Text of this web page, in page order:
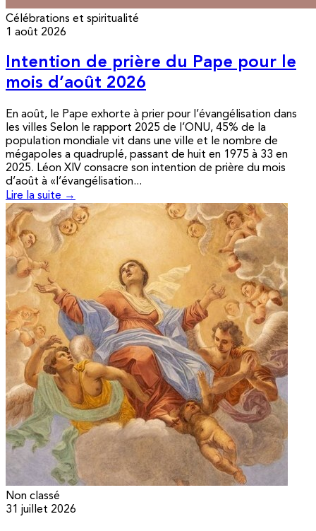
Célébrations et spiritualité
1 août 2026
Intention de prière du Pape pour le
mois d’août 2026
En août, le Pape exhorte à prier pour l’évangélisation dans
les villes Selon le rapport 2025 de l’ONU, 45% de la
population mondiale vit dans une ville et le nombre de
mégapoles a quadruplé, passant de huit en 1975 à 33 en
2025. Léon XIV consacre son intention de prière du mois
d’août à «l’évangélisation...
Lire la suite →
Non classé
31 juillet 2026